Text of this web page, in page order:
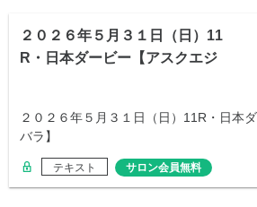
２０２６年５月３１日（日）11
R・日本ダービー【アスクエジ
２０２６年５月３１日（日）11R・日本
バラ】
テキスト サロン会員無料